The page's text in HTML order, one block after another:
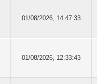
01/08/2026, 14:47:33
01/08/2026, 12:33:43